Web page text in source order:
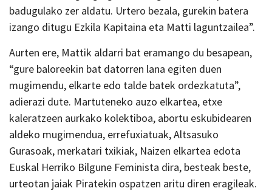
badugulako zer aldatu. Urtero bezala, gurekin batera
izango ditugu Ezkila Kapitaina eta Matti laguntzailea”.
Aurten ere, Mattik aldarri bat eramango du besapean,
“gure baloreekin bat datorren lana egiten duen
mugimendu, elkarte edo talde batek ordezkatuta”,
adierazi dute. Martuteneko auzo elkartea, etxe
kaleratzeen aurkako kolektiboa, abortu eskubidearen
aldeko mugimendua, errefuxiatuak, Altsasuko
Gurasoak, merkatari txikiak, Naizen elkartea edota
Euskal Herriko Bilgune Feminista dira, besteak beste,
urteotan jaiak Piratekin ospatzen aritu diren eragileak.